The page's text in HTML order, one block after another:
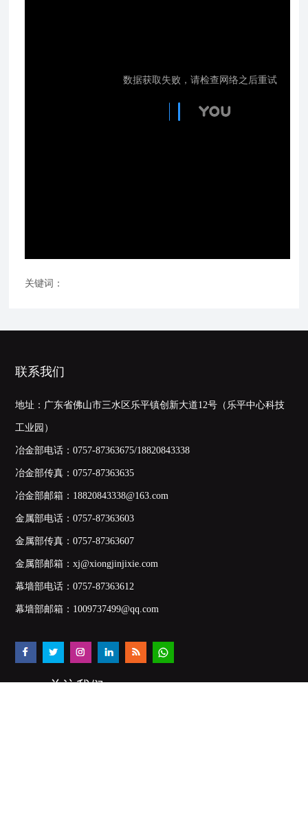
关键词：
联系我们
地址：广东省佛山市三水区乐平镇创新大道12号（乐平中心科技
工业园）
冶金部电话：0757-87363675/18820843338
冶金部传真：0757-87363635
冶金部邮箱： 18820843338@163.com
金属部电话：0757-87363603
金属部传真：0757-87363607
金属部邮箱：xj@xiongjinjixie.com
幕墙部电话：0757-87363612
幕墙部邮箱： 1009737499@qq.com
关注我们